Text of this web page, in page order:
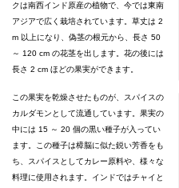
クは南西インド原産の植物で、今では東南
アジアで広く栽培されています。草丈は 2
m 以上になり、偽茎の根元から、長さ 50
～ 120 cm の花茎を出します。花の後には
長さ 2 cm ほどの果実ができます。
この果実を乾燥させたものが、スパイスの
カルダモンとして流通しています。果実の
中には 15 ～ 20 個の黒い種子が入ってい
ます。この種子は樟脳に似た鋭い芳香をも
ち、スパイスとしてカレー原料や、様々な
料理に使用されます。インドではチャイと